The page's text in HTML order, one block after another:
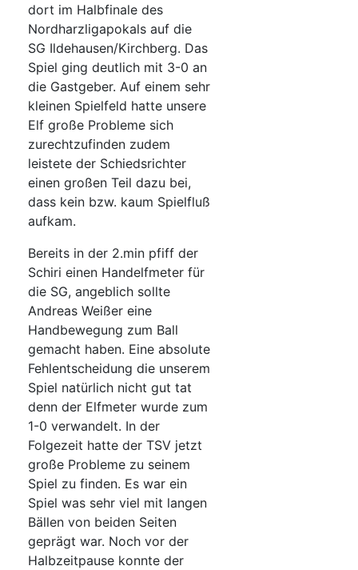
dort im Halbfinale des
Nordharzligapokals auf die
SG Ildehausen/Kirchberg. Das
Spiel ging deutlich mit 3-0 an
die Gastgeber. Auf einem sehr
kleinen Spielfeld hatte unsere
Elf große Probleme sich
zurechtzufinden zudem
leistete der Schiedsrichter
einen großen Teil dazu bei,
dass kein bzw. kaum Spielfluß
aufkam.
Bereits in der 2.min pfiff der
Schiri einen Handelfmeter für
die SG, angeblich sollte
Andreas Weißer eine
Handbewegung zum Ball
gemacht haben. Eine absolute
Fehlentscheidung die unserem
Spiel natürlich nicht gut tat
denn der Elfmeter wurde zum
1-0 verwandelt. In der
Folgezeit hatte der TSV jetzt
große Probleme zu seinem
Spiel zu finden. Es war ein
Spiel was sehr viel mit langen
Bällen von beiden Seiten
geprägt war. Noch vor der
Halbzeitpause konnte der